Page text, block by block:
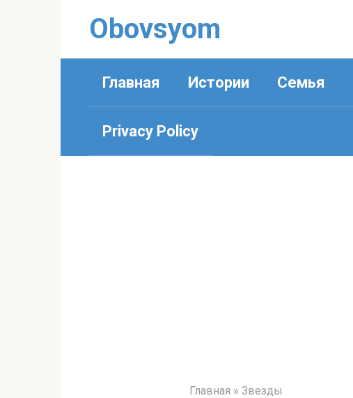
Obovsyom
Главная Истории Семья
Privacy Policy
Главная » Звезды